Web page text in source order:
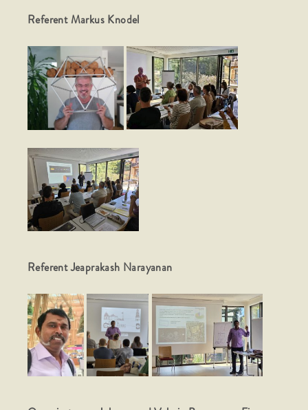
Referent Markus Knodel
Referent Jeaprakash Narayanan